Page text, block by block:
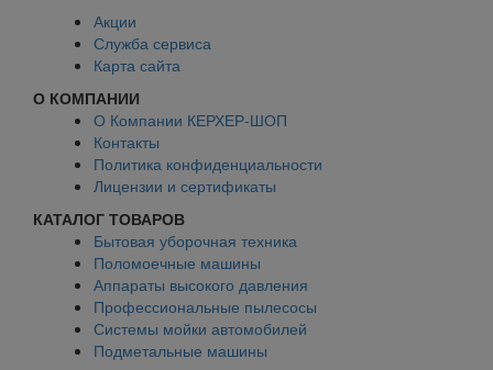
Акции
Служба сервиса
Карта сайта
О КОМПАНИИ
О Компании КЕРХЕР-ШОП
Контакты
Политика конфиденциальности
Лицензии и сертификаты
КАТАЛОГ ТОВАРОВ
Бытовая уборочная техника
Поломоечные машины
Аппараты высокого давления
Профессиональные пылесосы
Системы мойки автомобилей
Подметальные машины